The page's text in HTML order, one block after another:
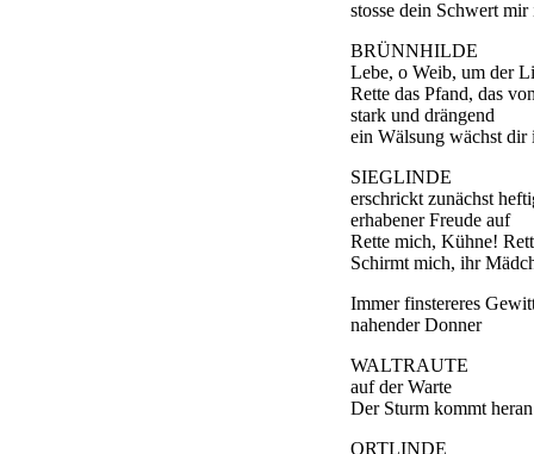
stosse dein Schwert
BRÜNNHILDE
Lebe, o Weib, um der
Rette das Pfand, das
stark und drängend
ein Wälsung wächst dir
SIEGLINDE
erschrickt zunächst
erhabener Freude auf
Rette mich, Kühne!
Schirmt mich, ihr
Immer finstereres
nahender Donner
WALTRAUTE
auf der Warte
Der Sturm kommt
ORTLINDE